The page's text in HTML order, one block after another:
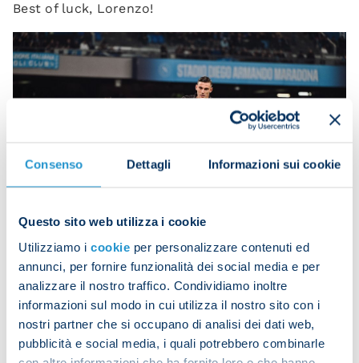
Consenso Dettagli Informazioni sui cookie
Questo sito web utilizza i cookie
Utilizziamo i cookie per personalizzare contenuti ed
annunci, per fornire funzionalità dei social media e per
analizzare il nostro traffico. Condividiamo inoltre
informazioni sul modo in cui utilizza il nostro sito con i
nostri partner che si occupano di analisi dei dati web,
pubblicità e social media, i quali potrebbero combinarle
Best of luck, Lorenzo!
Lucca